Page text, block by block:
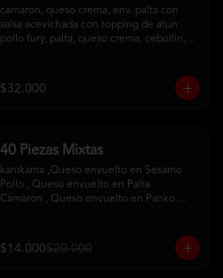
camaron, queso crema, env. palta con
salsa acevichada con topping de atun
pollo fury, palta, queso crema, cebollin,
tempura
tequeños de queso
$32.000
40 Piezas Mixtas
kanikama ,Queso envuelto en Sesamo
Pollo , Queso envuelto en Palta
Camaron , Queso envuelto en Panko
$14.000$20.000